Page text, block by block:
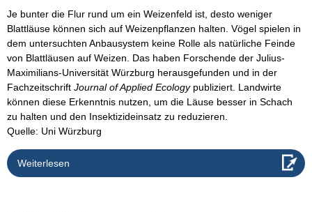
Je bunter die Flur rund um ein Weizenfeld ist, desto weniger
Blattläuse können sich auf Weizenpflanzen halten. Vögel spielen in
dem untersuchten Anbausystem keine Rolle als natürliche Feinde
von Blattläusen auf Weizen. Das haben Forschende der Julius-
Maximilians-Universität Würzburg herausgefunden und in der
Fachzeitschrift Journal of Applied Ecology publiziert. Landwirte
können diese Erkenntnis nutzen, um die Läuse besser in Schach
zu halten und den Insektizideinsatz zu reduzieren.
Quelle: Uni Würzburg
Weiterlesen